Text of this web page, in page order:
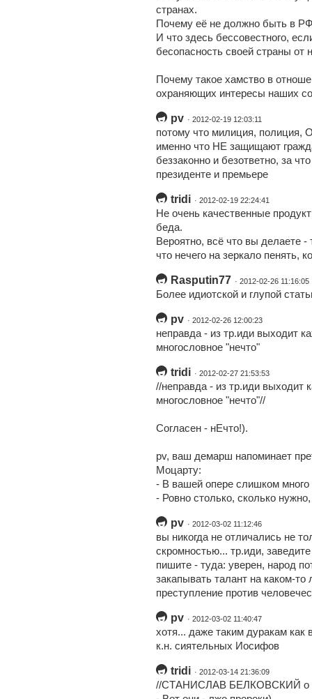
странах.
Почему её не должно быть в
И что здесь бессовестного,
бесопасность своей страны от
Почему такое хамство в
охраняющих интересы наших
pv · 2012-02-19 12:03:11
потому что милиция,
именно что НЕ защищают
беззаконно и безответно, за
президенте и премьере
tridi · 2012-02-19 22:24:41
Не очень качественные
беда.
Вероятно, всё что вы делаете -
что нечего на зеркало пенять,
Rasputin77 · 2012-02-26 11:16:05
Более идиотской и глупой
pv · 2012-02-26 12:00:23
неправда - из тр.иди выходит
многословное "нечто"
tridi · 2012-02-27 21:53:53
//неправда - из тр.иди
многословное "нечто"//
Согласен - нЕчто!).
pv, ваш демарш напоминает
Моцарту:
- В вашей опере слишком много
- Ровно столько, сколько
pv · 2012-03-02 11:12:46
вы никогда не отличались не
скромностью... тр.иди,
пишите - туда: уверен, народ
закапывать талант на каком-
преступление против
pv · 2012-03-02 11:40:47
хотя... даже таким дуракам
к.н. сиятельных Иосифов
tridi · 2012-03-14 21:36:09
//СТАНИСЛАВ БЕЛКОВСКИЙ о